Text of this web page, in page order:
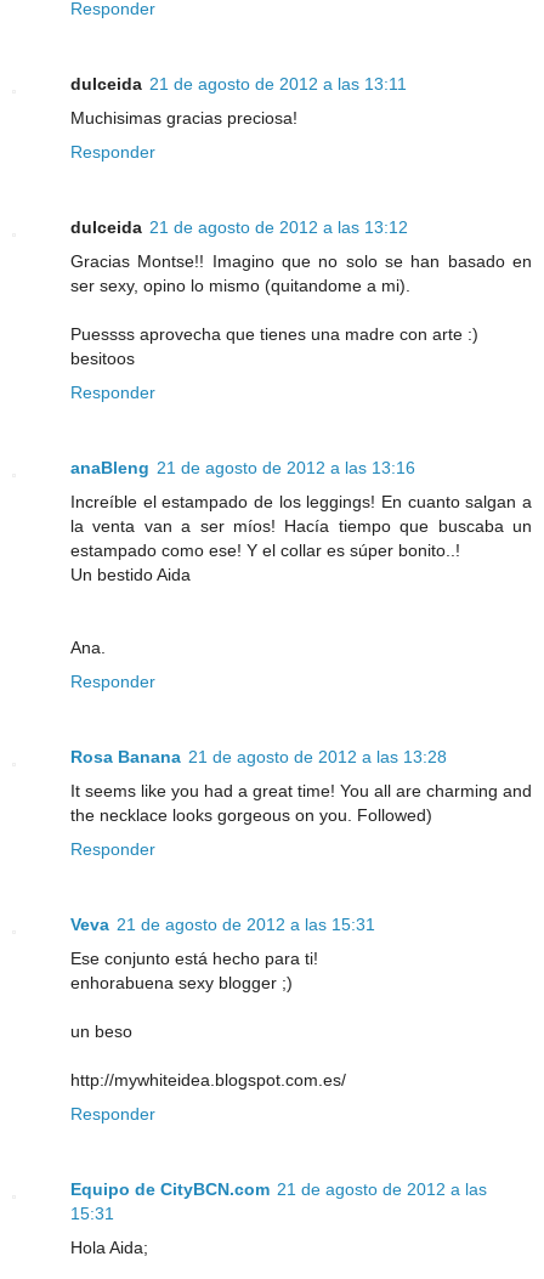
Responder
dulceida 21 de agosto de 2012 a las 13:11
Muchisimas gracias preciosa!
Responder
dulceida 21 de agosto de 2012 a las 13:12
Gracias Montse!! Imagino que no solo se han basado en
ser sexy, opino lo mismo (quitandome a mi).
Puessss aprovecha que tienes una madre con arte :)
besitoos
Responder
anaBleng 21 de agosto de 2012 a las 13:16
Increíble el estampado de los leggings! En cuanto salgan a
la venta van a ser míos! Hacía tiempo que buscaba un
estampado como ese! Y el collar es súper bonito..!
Un bestido Aida
Ana.
Responder
Rosa Banana 21 de agosto de 2012 a las 13:28
It seems like you had a great time! You all are charming and
the necklace looks gorgeous on you. Followed)
Responder
Veva 21 de agosto de 2012 a las 15:31
Ese conjunto está hecho para ti!
enhorabuena sexy blogger ;)
un beso
http://mywhiteidea.blogspot.com.es/
Responder
Equipo de CityBCN.com 21 de agosto de 2012 a las
15:31
Hola Aida;